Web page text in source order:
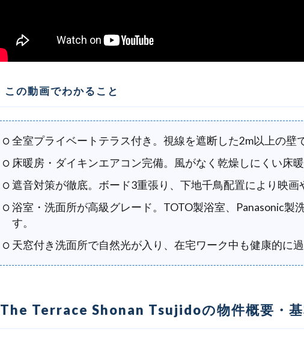
この動画でわかること
全室プライベートテラス付き。視線を遮断した2m以上の壁
床暖房・ダイキンエアコン完備。風がなく乾燥しにくい床
遮音対策が徹底。ボード3重張り、下地千鳥配置により映画
浴室・洗面所が高級グレード。TOTO製浴室、Panasonic製
す。
天窓付き洗面所で自然光が入り、在宅ワーク中も健康的に過
The Terrace Shonan Tsujidoの物件概要・基